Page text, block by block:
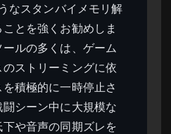
なスタンバイメモリ解
とを強くお勧めしま
ルの多くは、ゲーム
ストリーミングに依
積極的に一時停止さ
シーン中に大規模な
や音声の同期ズレを